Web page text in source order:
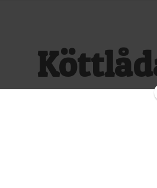
Butik och
Rekarnekött